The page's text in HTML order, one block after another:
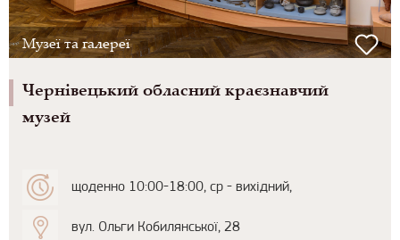
Музеї та галереї
Чернівецький обласний краєзнавчий
музей
щоденно 10:00-18:00, ср - вихідний,
вул. Ольги Кобилянської, 28